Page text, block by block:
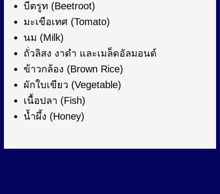
บีตรูท (Beetroot)
มะเขือเทศ (Tomato)
นม (Milk)
ถั่วลิสง งาดำ และเมล็ดอัลมอนด์
ข้าวกล้อง (Brown Rice)
ผักใบเขียว (Vegetable)
เนื้อปลา (Fish)
น้ำผึ้ง (Honey)